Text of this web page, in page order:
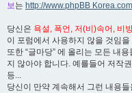
보는 http://www.phpBB Korea.com
당신은 욕설, 폭언, 저(비)속어, 비
이 포럼에서 사용하지 않을 것임을
또한 “글마당” 에 올리는 모든 내
지 않아야 합니다. 예를들어 저작
등...
당신이 만약 계속해서 그런 내용